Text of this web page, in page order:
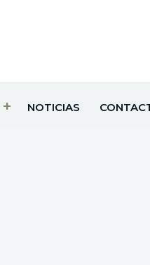
NOTICIAS